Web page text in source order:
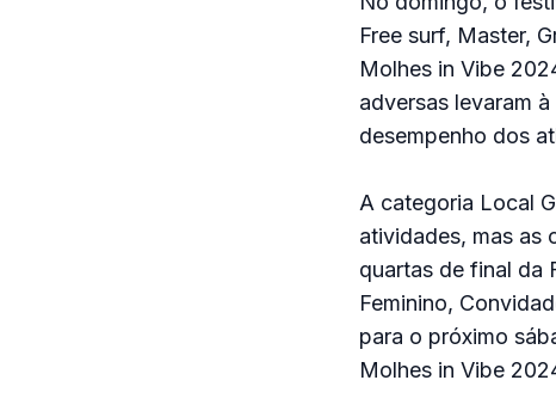
Free surf, Master,
Molhes in Vibe
adversas levaram
desempenho dos
A categoria Local
atividades, mas as
quartas de final da
Feminino,
para o próximo
Molhes in Vibe